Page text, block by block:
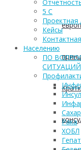
5 С
Проектная
Кейсы
Населению
ПО
СИТУАЦИЙ
Рака
ХОБЛ